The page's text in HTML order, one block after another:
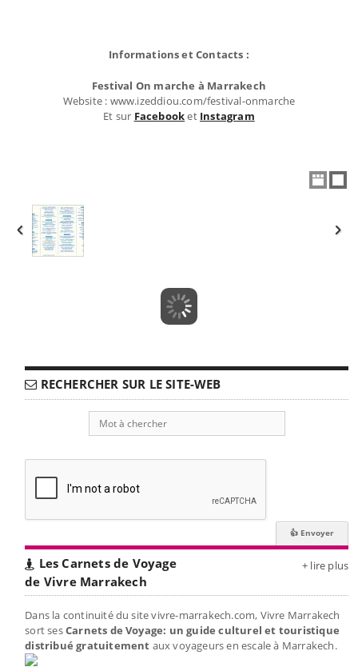
Informations et Contacts :
Festival On marche à Marrakech
Website : www.izeddiou.com/festival-onmarche
Et sur Facebooket Instagram
RECHERCHER SUR LE SITE-WEB
Les Carnets de Voyage
de Vivre Marrakech
+ lire plus
Dans la continuité du site vivre-marrakech.com, Vivre Marrakech
sort sesCarnets de Voyage: un guide culturel et touristique
distribué gratuitement aux voyageurs en escale à Marrakech.